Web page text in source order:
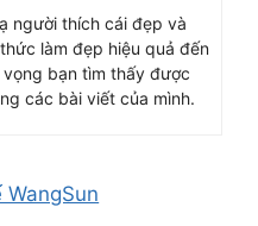
người thích cái đẹp và
làm đẹp hiệu quả đến
bạn tìm thấy được
các bài viết của mình.